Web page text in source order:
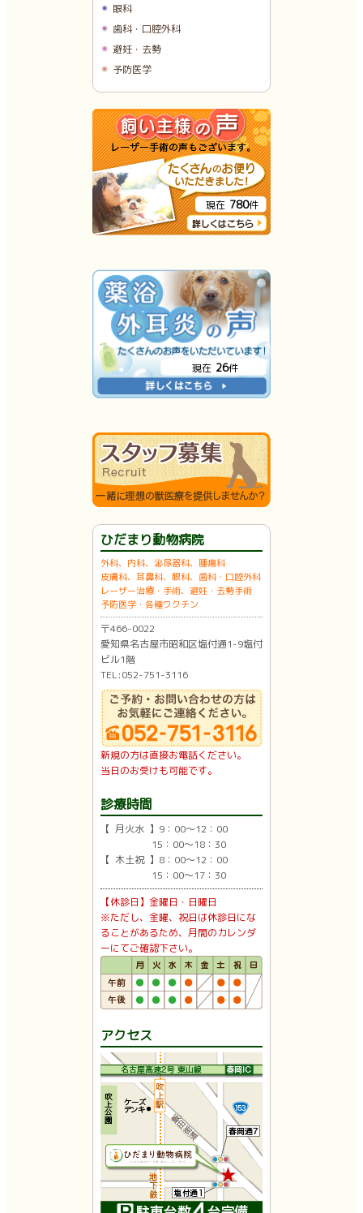
眼科
歯科・口腔外科
避妊・去勢
予防医学
現在 780件
現在 26件
ひだまり動物病院
外科、内科、泌尿器科、腫瘍科
皮膚科、耳鼻科、眼科、歯科・口腔外科
レーザー治療・手術、避妊・去勢手術
予防医学・各種ワクチン
〒466-0022
愛知県名古屋市昭和区塩付通1-9塩付
ビル1階
TEL:052-751-3116
新規の方は直接お電話ください。
当日のお受けも可能です。
診療時間
【 月火水 】9：00〜12：00
15：00〜18：30
【 木土祝 】8：00〜12：00
15：00〜17：30
【休診日】金曜日・日曜日
※ただし、金曜、祝日は休診日にな
ることがあるため、月間のカレンダ
ーにてご確認下さい。
アクセス